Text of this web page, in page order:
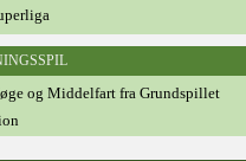
og Middelfart fra Grundspillet